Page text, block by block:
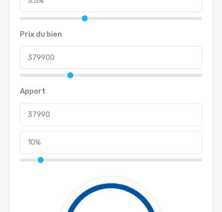
Prix du bien
Apport